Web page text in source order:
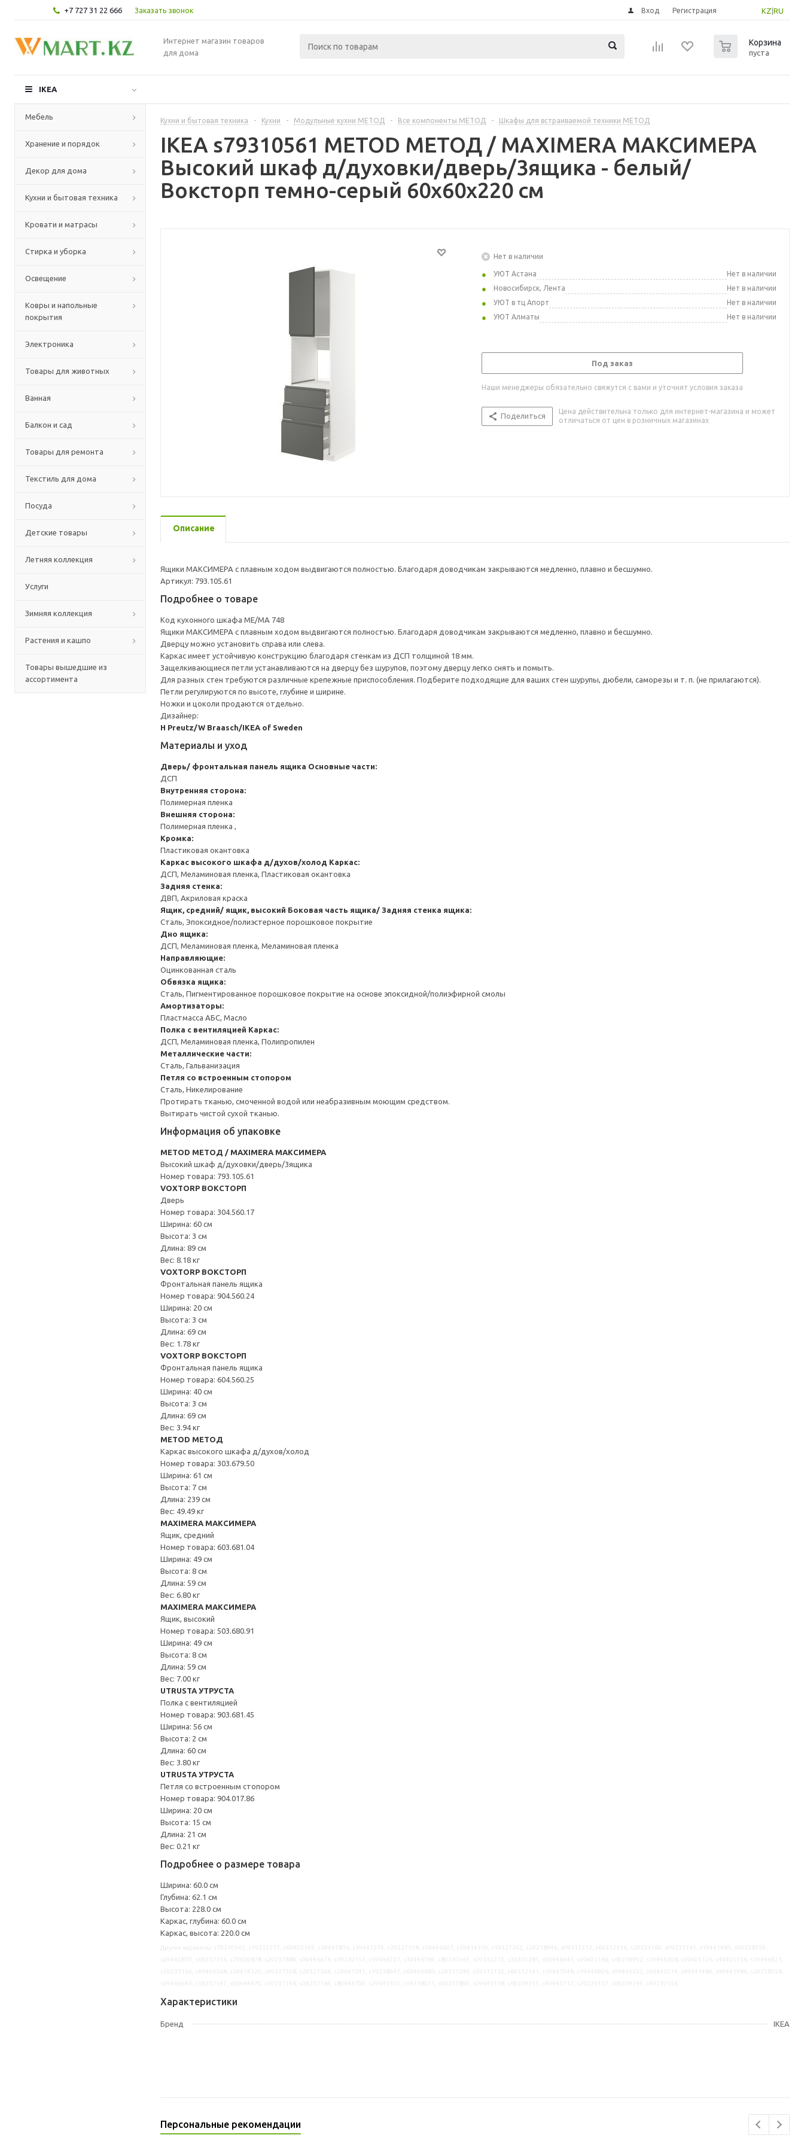
+7 727 31 22 666 Заказать звонок KZ RU
Вход Регистрация
Интернет магазин товаров
для дома
Корзина
пуста
IKEA
Мебель
Хранение и порядок
Декор для дома
Кухни и бытовая техника
Кровати и матрасы
Стирка и уборка
Освещение
Ковры и напольные
покрытия
Электроника
Товары для животных
Ванная
Балкон и сад
Товары для ремонта
Текстиль для дома
Посуда
Детские товары
Летняя коллекция
Услуги
Зимняя коллекция
Растения и кашпо
Товары вышедшие из
ассортимента
Кухни и бытовая техника - Кухни - Модульные кухни МЕТОД - Все компоненты МЕТОД - Шкафы для встраиваемой техники МЕТОД
IKEA s79310561 METOD МЕТОД / MAXIMERA МАКСИМЕРА
Высокий шкаф д/духовки/дверь/3ящика - белый/
Воксторп темно-серый 60x60x220 см
Нет в наличии
УЮТ Астана
Нет в наличии
Новосибирск, Лента
Нет в наличии
УЮТ в тц Апорт
Нет в наличии
УЮТ Алматы
Нет в наличии
Под заказ
Наши менеджеры обязательно свяжутся с вами и уточнят условия заказа
Поделиться
Цена действительна только для интернет-магазина и может
отличаться от цен в розничных магазинах
Описание
Ящики МАКСИМЕРА с плавным ходом выдвигаются полностью. Благодаря доводчикам закрываются медленно, плавно и бесшумно.
Артикул: 793.105.61
Подробнее о товаре
Код кухонного шкафа ME/MA 748
Ящики МАКСИМЕРА с плавным ходом выдвигаются полностью. Благодаря доводчикам закрываются медленно, плавно и бесшумно.
Дверцу можно установить справа или слева.
Каркас имеет устойчивую конструкцию благодаря стенкам из ДСП толщиной 18 мм.
Защелкивающиеся петли устанавливаются на дверцу без шурупов, поэтому дверцу легко снять и помыть.
Для разных стен требуются различные крепежные приспособления. Подберите подходящие для ваших стен шурупы, дюбели, саморезы и т. п. (не прилагаются).
Петли регулируются по высоте, глубине и ширине.
Ножки и цоколи продаются отдельно.
Дизайнер:
H Preutz/W Braasch/IKEA of Sweden
Материалы и уход
Дверь/ фронтальная панель ящика Основные части:
ДСП
Внутренняя сторона:
Полимерная пленка
Внешняя сторона:
Полимерная пленка ,
Кромка:
Пластиковая окантовка
Каркас высокого шкафа д/духов/холод Каркас:
ДСП, Меламиновая пленка, Пластиковая окантовка
Задняя стенка:
ДВП, Акриловая краска
Ящик, средний/ ящик, высокий Боковая часть ящика/ Задняя стенка ящика:
Сталь, Эпоксидное/полиэстерное порошковое покрытие
Дно ящика:
ДСП, Меламиновая пленка, Меламиновая пленка
Направляющие:
Оцинкованная сталь
Обвязка ящика:
Сталь, Пигментированное порошковое покрытие на основе эпоксидной/полиэфирной смолы
Амортизаторы:
Пластмасса АБС, Масло
Полка с вентиляцией Каркас:
ДСП, Меламиновая пленка, Полипропилен
Металлические части:
Сталь, Гальванизация
Петля со встроенным стопором
Сталь, Никелирование
Протирать тканью, смоченной водой или неабразивным моющим средством.
Вытирать чистой сухой тканью.
Информация об упаковке
METOD МЕТОД / MAXIMERA МАКСИМЕРА
Высокий шкаф д/духовки/дверь/3ящика
Номер товара: 793.105.61
VOXTORP ВОКСТОРП
Дверь
Номер товара: 304.560.17
Ширина: 60 см
Высота: 3 см
Длина: 89 см
Вес: 8.18 кг
VOXTORP ВОКСТОРП
Фронтальная панель ящика
Номер товара: 904.560.24
Ширина: 20 см
Высота: 3 см
Длина: 69 см
Вес: 1.78 кг
VOXTORP ВОКСТОРП
Фронтальная панель ящика
Номер товара: 604.560.25
Ширина: 40 см
Высота: 3 см
Длина: 69 см
Вес: 3.94 кг
METOD МЕТОД
Каркас высокого шкафа д/духов/холод
Номер товара: 303.679.50
Ширина: 61 см
Высота: 7 см
Длина: 239 см
Вес: 49.49 кг
MAXIMERA МАКСИМЕРА
Ящик, средний
Номер товара: 603.681.04
Ширина: 49 см
Высота: 8 см
Длина: 59 см
Вес: 6.80 кг
MAXIMERA МАКСИМЕРА
Ящик, высокий
Номер товара: 503.680.91
Ширина: 49 см
Высота: 8 см
Длина: 59 см
Вес: 7.00 кг
UTRUSTA УТРУСТА
Полка с вентиляцией
Номер товара: 903.681.45
Ширина: 56 см
Высота: 2 см
Длина: 60 см
Вес: 3.80 кг
UTRUSTA УТРУСТА
Петля со встроенным стопором
Номер товара: 904.017.86
Ширина: 20 см
Высота: 15 см
Длина: 21 см
Вес: 0.21 кг
Подробнее о размере товара
Ширина: 60.0 см
Глубина: 62.1 см
Высота: 228.0 см
Каркас, глубина: 60.0 см
Каркас, высота: 220.0 см
Характеристики
Бренд IKEA
Персональные рекомендации